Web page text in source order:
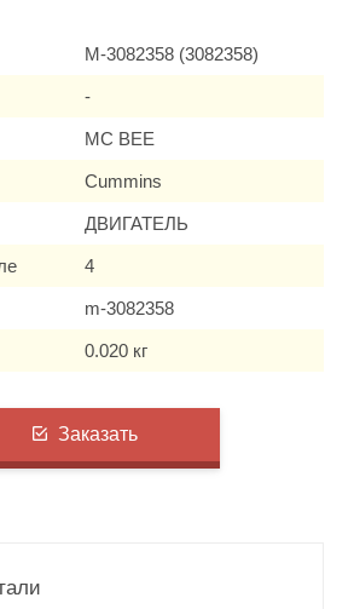
M-3082358 (3082358)
-
MC BEE
Cummins
ДВИГАТЕЛЬ
4
m-3082358
0.020 кг
Заказать